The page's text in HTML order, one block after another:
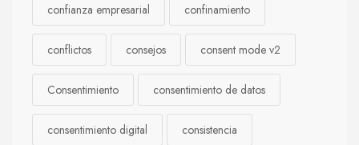
confianza empresarial confinamiento
conflictos consejos consent mode v2
Consentimiento consentimiento de datos
consentimiento digital consistencia